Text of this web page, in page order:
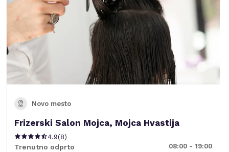
Novo mesto
Frizerski Salon Mojca, Mojca Hvastija
4.9(8)
Trenutno odprto 08:00 - 19:00